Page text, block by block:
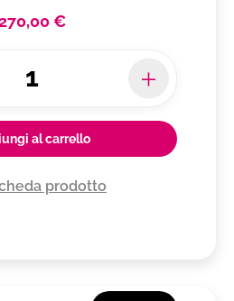
€
al carrello
prodotto